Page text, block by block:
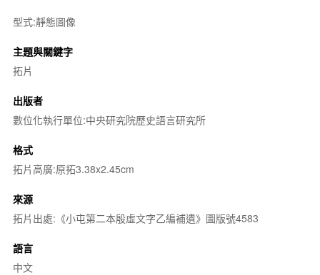
型式:靜態圖像
主題與關鍵字
拓片
出版者
數位化執行單位:中央研究院歷史語言研究所
格式
拓片高廣:原拓3.38x2.45cm
來源
拓片出處:《小屯第二本殷虛文字乙編補遺》圖版號4583
語言
中文